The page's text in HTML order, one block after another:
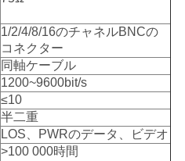
1/2/4/8/16のチャネルBNCの
コネクター
同軸ケーブル
1200~9600bit/s
≤10
半二重
LOS、PWRのデータ、ビデオ
>100 000時間